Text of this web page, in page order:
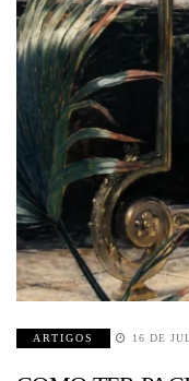
ARTIGOS 16 DE